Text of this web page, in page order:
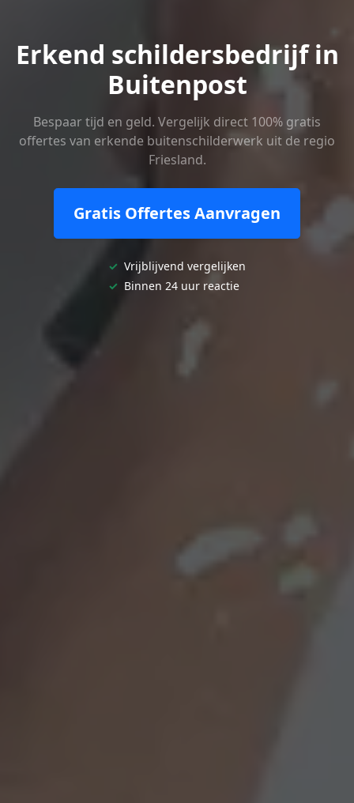
Erkend schildersbedrijf in
Buitenpost
Bespaar tijd en geld. Vergelijk direct 100% gratis
offertes van erkende buitenschilderwerk uit de regio
Friesland.
Gratis Offertes Aanvragen
✓ Vrijblijvend vergelijken
✓ Binnen 24 uur reactie